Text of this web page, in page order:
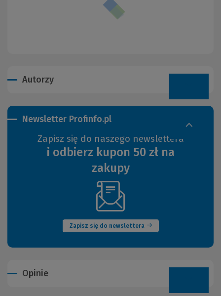
Autorzy
Newsletter Profinfo.pl
Zapisz się do naszego newslettera
i odbierz kupon 50 zł na
zakupy
Zapisz się do newslettera
(Nowe
okno)
Opinie